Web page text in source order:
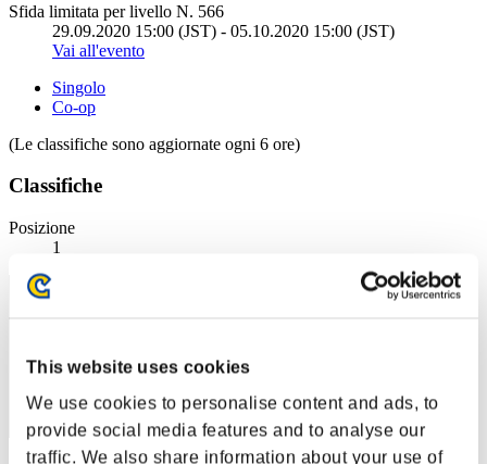
This website uses cookies
We use cookies to personalise content and ads, to
provide social media features and to analyse our
traffic. We also share information about your use of
Sfida limitata per livello N. 566
29.09.2020 15:00 (JST) - 05.10.2020 15:00 (JST)
Vai all'evento
Singolo
Co-op
(Le classifiche sono aggiornate ogni 6 ore)
Classifiche
Posizione
1